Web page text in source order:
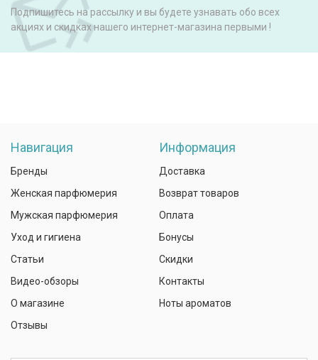
Подпишитесь на рассылку и вы будете узнавать обо всех
акциях и скидках нашего интернет-магазина первыми !
Навигация
Бренды
Женская парфюмерия
Мужская парфюмерия
Уход и гигиена
Статьи
Видео-обзоры
О магазине
Отзывы
Информация
Доставка
Возврат товаров
Оплата
Бонусы
Скидки
Контакты
Ноты ароматов